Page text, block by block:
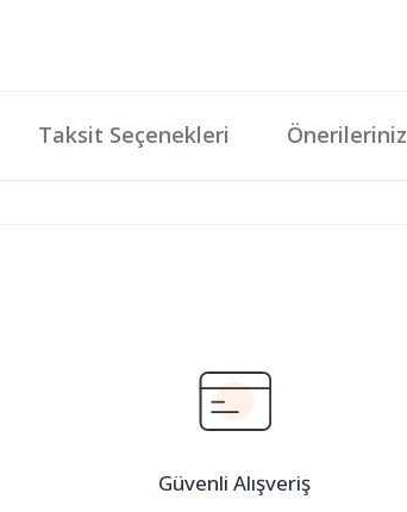
Taksit Seçenekleri Önerileriniz
Güvenli Alışveriş